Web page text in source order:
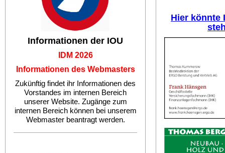
Informationen der IOU
IDM 2026
Informationen des Webmasters
Zukünftig findet ihr Informationen des
Vorstandes im internen Bereich
unserer Website. Zugänge zum
internen Bereich können bei unserem
Webmaster beantragt werden.
Hier könnte